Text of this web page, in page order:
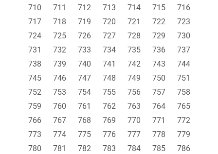
710
711 712 713 714 715
716
717
718 719 720 721 722
723
724
725 726 727 728 729
730
731
732 733 734 735 736
737
738
739 740 741 742 743
744
745
746 747 748 749 750
751
752
753 754 755 756 757
758
759
760 761 762 763 764
765
766
767 768 769 770 771
772
773
774 775 776 777 778
779
780
781 782 783 784 785
786